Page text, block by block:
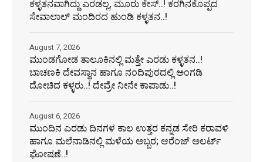
ಕಳ್ಳತನವಾಗಿದ್ದು ಎರಡಲ್ಲ, ಮೂರು ಕೇಸ್..! ಕರಗಿನಕೊಪ್ಪದ
ಸೇವಾಲಾಲ್ ಮಂದಿರದ ಹುಂಡಿ ಕಳ್ಳತನ..!
ಮುಂಡಗೋಡ ತಾಲೂಕಿನಲ್ಲಿ ಮತ್ತೇ ಎರಡು ಕಳ್ಳತನ..!
ಬಾಚಣಕಿ ದೇವಸ್ಥಾನ ಹಾಗೂ ನಂದಿಪುರದಲ್ಲಿ ಅಂಗಡಿ
ದೋಚಿದ ಕಳ್ಳರು..! ದೇವ್ರೇ ನೀನೇ ಕಾಪಾಡು..!
August 7, 2026
ಮುಂದಿನ ಎರಡು ದಿನಗಳ ಕಾಲ ಉತ್ತರ ಕನ್ನಡ ಸೇರಿ ಕರಾವಳಿ
ಹಾಗೂ ಮಲೆನಾಡಿನಲ್ಲಿ ಮಳೆಯ ಅಬ್ಬರ; ಆರೆಂಜ್ ಅಲರ್ಟ್
ಘೋಷಣೆ..!
August 6, 2026